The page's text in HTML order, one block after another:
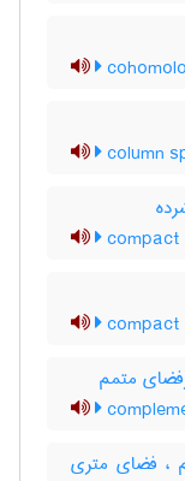
column
متمم
، فضای متری